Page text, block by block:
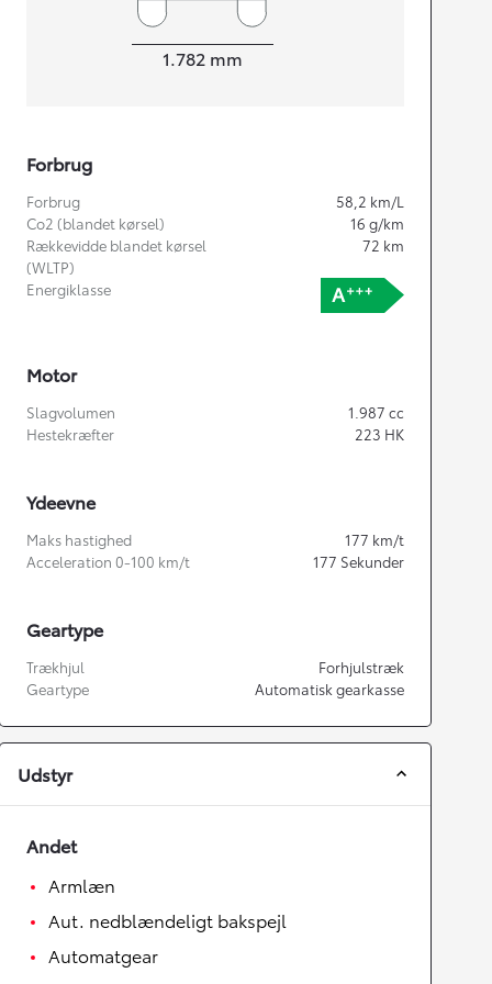
1.782 mm
Forbrug
Forbrug 58,2 km/L
Co2 (blandet kørsel)
16 g/km
Rækkevidde blandet kørsel
(WLTP)
72 km
Energiklasse
Motor
Slagvolumen 1.987 cc
Hestekræfter
223 HK
Ydeevne
Maks hastighed 177 km/t
Acceleration 0-100 km/t
177 Sekunder
Geartype
Trækhjul
Forhjulstræk
Geartype
Automatisk gearkasse
Udstyr
Andet
Armlæn
Aut. nedblændeligt bakspejl
Automatgear